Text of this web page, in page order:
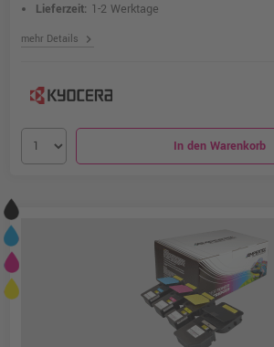
Lieferzeit: 1-2 Werktage
mehr Details chevron_right
In den Warenkorb